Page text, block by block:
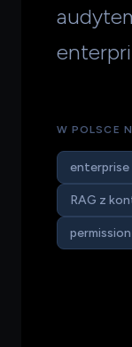
W POLSCE
enterprise
RAG z